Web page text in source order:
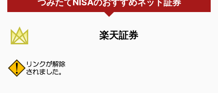
楽天証券